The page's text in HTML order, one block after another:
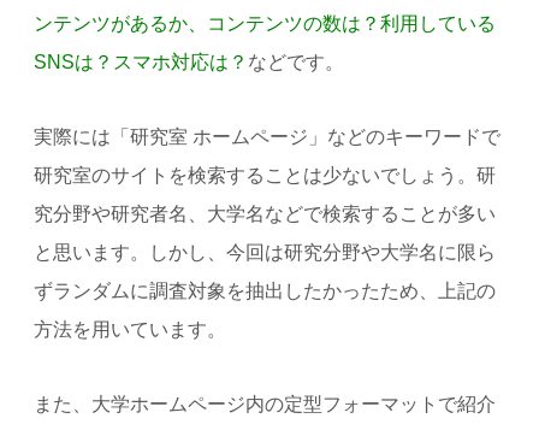
ンテンツがあるか、コンテンツの数は？利用している
SNSは？スマホ対応は？ などです。
実際には「研究室 ホームページ」などのキーワードで
研究室のサイトを検索することは少ないでしょう。研
究分野や研究者名、大学名などで検索することが多い
と思います。しかし、今回は研究分野や大学名に限ら
ずランダムに調査対象を抽出したかったため、上記の
方法を用いています。
また、大学ホームページ内の定型フォーマットで紹介